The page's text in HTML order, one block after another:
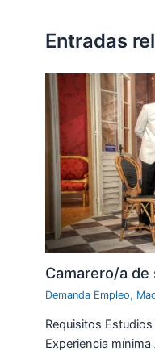
Entradas
Camarero/a de
Demanda Empleo,
Requisitos
Experiencia